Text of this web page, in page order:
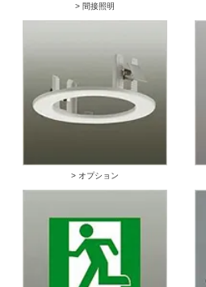
> 間接照明
> オプション